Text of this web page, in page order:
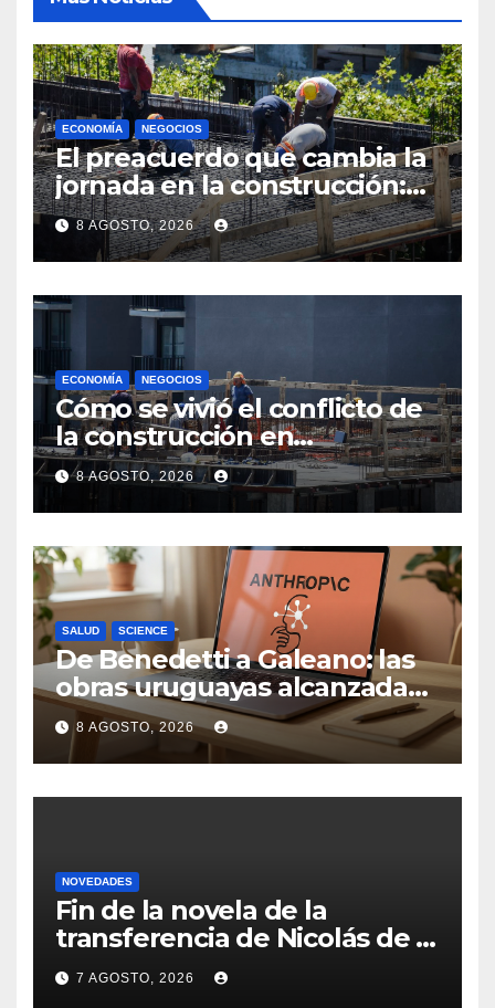
ECONOMÍA NEGOCIOS
El preacuerdo que cambia la
jornada en la construcción:
menos horas, subas reales y
convenio hasta 2031
8 AGOSTO, 2026
ECONOMÍA NEGOCIOS
Cómo se vivió el conflicto de
la construcción en
Maldonado, un
departamento donde el
sector tiene sus
particularidades
8 AGOSTO, 2026
SALUD SCIENCE
De Benedetti a Galeano: las
obras uruguayas alcanzadas
por la demanda colectiva de
US$ 1.500 millones contra
Anthropic
8 AGOSTO, 2026
NOVEDADES
Fin de la novela de la
transferencia de Nicolás de la
Cruz a Peñarol: “La operación
no se podrá concretar en
7 AGOSTO, 2026